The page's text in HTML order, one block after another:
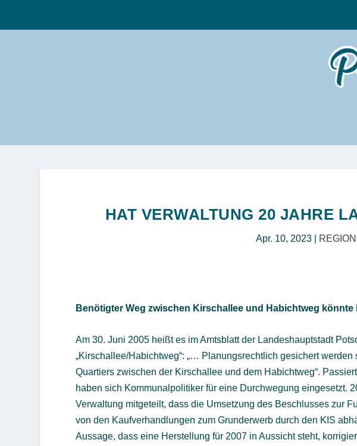
HAT VERWALTUNG 20 JAHRE
Apr. 10, 2023 REGION
Benötigter Weg zwischen Kirschallee und Habichtweg
Am 30. Juni 2005 heißt es im Amtsblatt der Landeshauptstadt
„Kirschallee/Habichtweg“: „… Planungsrechtlich gesichert
Quartiers zwischen der Kirschallee und dem Habichtweg“.
haben sich Kommunalpolitiker für eine Durchwegung eingesetzt.
Verwaltung mitgeteilt, dass die Umsetzung des Beschlusses zur
von den Kaufverhandlungen zum Grunderwerb durch den KIS
Aussage, dass eine Herstellung für 2007 in Aussicht steht,